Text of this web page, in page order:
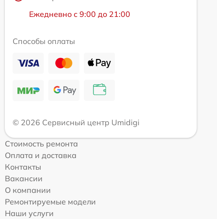
Ежедневно с 9:00 до 21:00
Способы оплаты
© 2026 Сервисный центр Umidigi
Стоимость ремонта
Оплата и доставка
Контакты
Вакансии
О компании
Ремонтируемые модели
Наши услуги